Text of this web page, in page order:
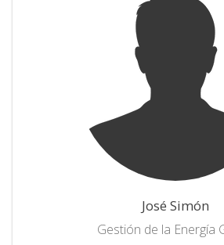
José Simón
Gestión de la Energía